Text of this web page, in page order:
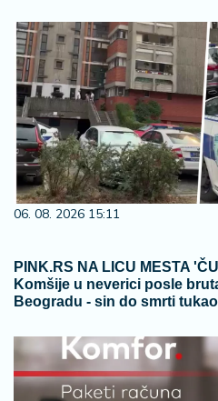
06. 08. 2026 15:11
PINK.RS NA LICU MESTA
Komšije u neverici posle
Beogradu - sin do smrti